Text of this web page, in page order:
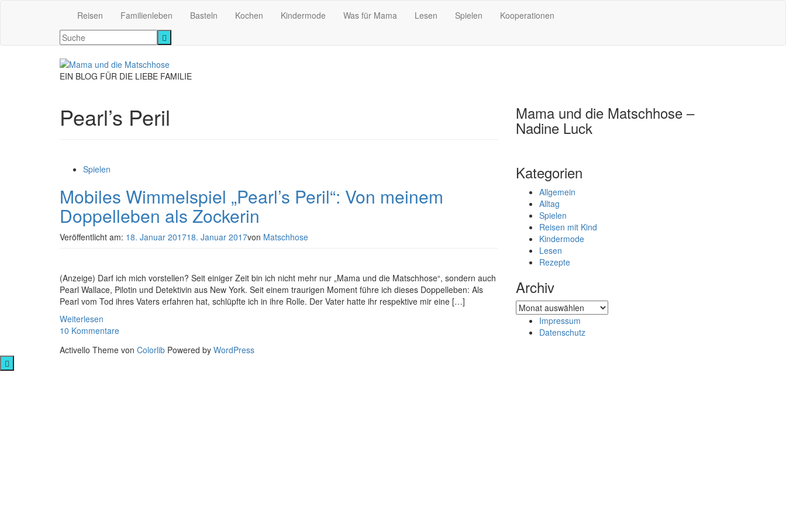
Reisen Familienleben Basteln Kochen Kindermode Was für Mama Lesen Spielen Kooperationen
EIN BLOG FÜR DIE LIEBE FAMILIE
Pearl’s Peril
Spielen
Mobiles Wimmelspiel „Pearl’s Peril“: Von meinem
Doppelleben als Zockerin
Veröffentlicht am: 18. Januar 201718. Januar 2017von Matschhose
(Anzeige) Darf ich mich vorstellen? Seit einiger Zeit bin ich nicht mehr nur „Mama und die Matschhose“, sondern auch
Pearl Wallace, Pilotin und Detektivin aus New York. Seit einem traurigen Moment führe ich dieses Doppelleben: Als
Pearl vom Tod ihres Vaters erfahren hat, schlüpfte ich in ihre Rolle. Der Vater hatte ihr respektive mir eine […]
Weiterlesen
10 Kommentare
Mama und die Matschhose –
Nadine Luck
Kategorien
Allgemein
Alltag
Spielen
Reisen mit Kind
Kindermode
Lesen
Rezepte
Archiv
Archiv
Impressum
Datenschutz
Activello Theme von Colorlib Powered by WordPress